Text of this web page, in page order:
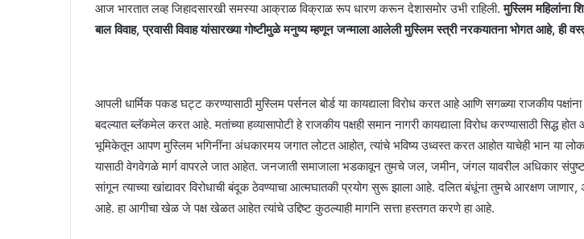
आज भारतात लव्ह जिहादसारखी समस्या आक्राळ विक्राळ रूप धारण करून देशासमोर उभी राहिली.मुस्लिम महिलांना
बाल विवाह, प्रवासी विवाह यांसारख्या गोष्टीमुळे मनुष्य म्हणून जन्माला आलेली मुस्लिम स्त्री नरकयातना भोगत आहे, ही
आपली धार्मिक पकड घट्ट करण्यासाठी मुस्लिम पर्सनल बोर्ड या कायद्याला विरोध करत आहे आणि सगळ्या राजकीय
बदल्यात ब्लॅकमेल करत आहे. मतांच्या हव्यासापोटी हे राजकीय पक्षही समान नागरी कायद्याला विरोध करण्यासाठी सिद्ध
भूमिकेतून आपण मुस्लिम भगिनींना अंधकारमय जगात लोटत आहोत, त्यांचे भविष्य उध्वस्त करत आहोत याचेही भान या
यासाठी वेगवेगळे मार्ग वापरले जात आहेत. जनजाती समाजाला भडकावून तुमचे जल, जमीन, जंगल यावरील अधिकार
सांगून त्याच्या खांद्यावर विरोधाची बंदूक ठेवण्याचा आत्मघातकी प्रयोग सुरू झाला आहे. दलित बंधूंना तुमचे आरक्षण
आहे. हा आगीचा खेळ जे पक्ष खेळत आहेत त्यांचे उद्दिष्ट कुठल्याही मागनि सत्ता हस्तगत करणे हा आहे.